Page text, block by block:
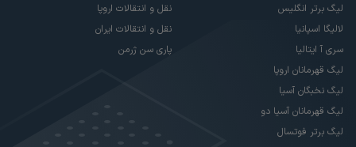
لیگ برتر انگلیس
لالیگا اسپانیا
سری آ ایتالیا
لیگ قهرمانان اروپا
لیگ نخبگان آسیا
لیگ قهرمانان آسیا دو
لیگ برتر فوتسال
نقل و انتقالات اروپا
نقل و انتقالات ایران
پاری سن ژرمن